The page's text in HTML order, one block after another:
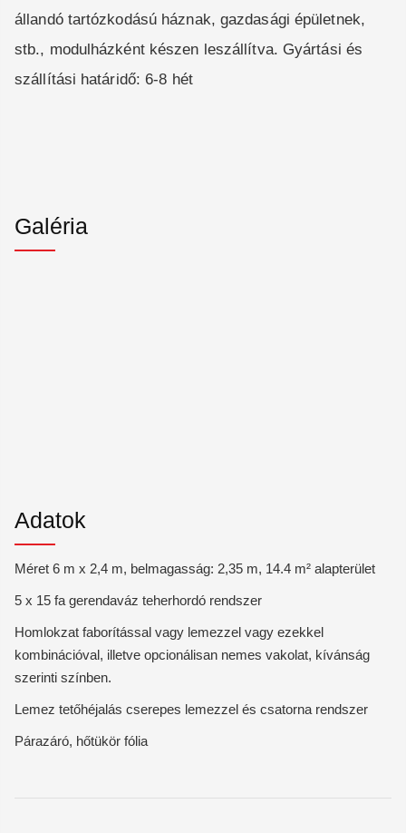
állandó tartózkodású háznak, gazdasági épületnek,
stb., modulházként készen leszállítva. Gyártási és
szállítási határidő: 6-8 hét
Galéria
Adatok
Méret 6 m x 2,4 m, belmagasság: 2,35 m, 14.4 m² alapterület
5 x 15 fa gerendaváz teherhordó rendszer
Homlokzat faborítással vagy lemezzel vagy ezekkel
kombinációval, illetve opcionálisan nemes vakolat, kívánság
szerinti színben.
Lemez tetőhéjalás cserepes lemezzel és csatorna rendszer
Párazáró, hőtükör fólia